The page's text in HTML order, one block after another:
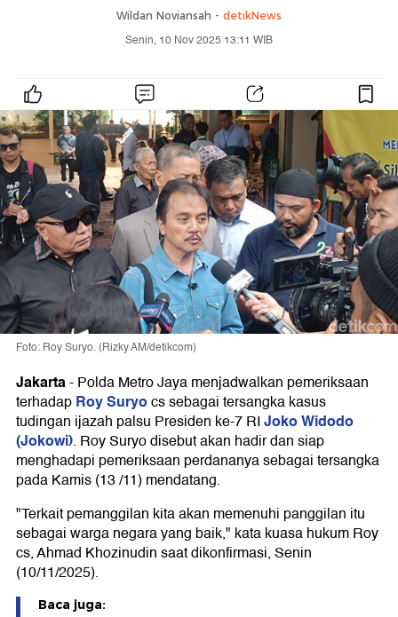
Wildan Noviansah - detikNews
Senin, 10 Nov 2025 13:11 WIB
Foto: Roy Suryo. (Rizky AM/detikcom)
Jakarta-Polda Metro Jaya menjadwalkan pemeriksaan
terhadapRoy Suryocs sebagai tersangka kasus
tudingan ijazah palsu Presiden ke-7 RIJoko Widodo
(Jokowi). Roy Suryo disebut akan hadir dan siap
menghadapi pemeriksaan perdananya sebagai tersangka
pada Kamis (13 /11) mendatang.
"Terkait pemanggilan kita akan memenuhi panggilan itu
sebagai warga negara yang baik," kata kuasa hukum Roy
cs, Ahmad Khozinudin saat dikonfirmasi, Senin
(10/11/2025).
Baca juga: